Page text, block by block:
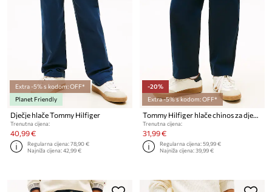
Extra -5% s kodom: OFF*
Planet Friendly
Dječje hlače Tommy Hilfiger
Trenutna cijena:
40,99 €
Regularna cijena:78,90 €
Najniža cijena:42,99 €
-20%
Extra -5% s kodom: OFF*
Trenutna cijena:
31,99 €
Regularna cijena:59,99 €
Najniža cijena:39,99 €